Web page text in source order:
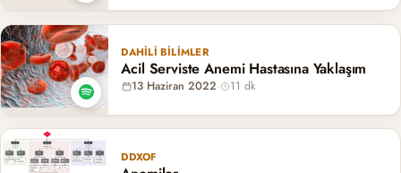
Abonelik
DAHILI BILIMLER
Acil Serviste Anemi Hastasına Yaklaşım
13 Haziran 2022· 11 dk
DDXOF